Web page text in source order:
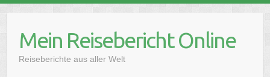
contentMein Reisebericht Online
Reiseberichte aus aller Welt